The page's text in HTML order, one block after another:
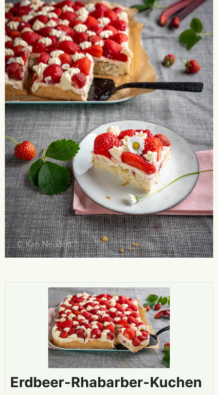
Erdbeer-Rhabarber-Kuchen